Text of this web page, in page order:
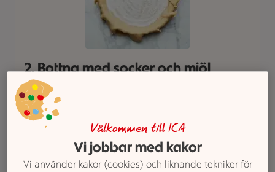
2. Bottna med socker och mjöl
Strö ut en blandning av mjöl och strösocker på
bottnen. Det gör att pajbottnen inte riskerar att
bli så blöt från fyllningen utan i stället blir frasig.
Välkommen till ICA
Vi jobbar med kakor
Vi använder kakor (cookies) och liknande tekniker för